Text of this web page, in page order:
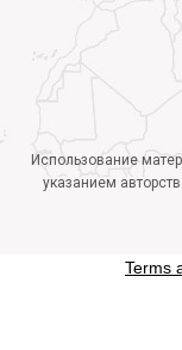
Использование
указанием
Terms